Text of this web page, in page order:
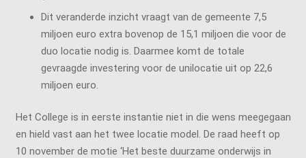
Dit veranderde inzicht vraagt van de gemeente 7,5
miljoen euro extra bovenop de 15,1 miljoen die voor de
duo locatie nodig is. Daarmee komt de totale
gevraagde investering voor de unilocatie uit op 22,6
miljoen euro.
Het College is in eerste instantie niet in die wens meegegaan
en hield vast aan het twee locatie model. De raad heeft op
10 november de motie ‘Het beste duurzame onderwijs in